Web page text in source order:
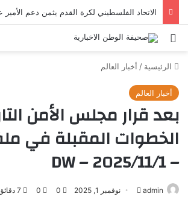
بحث عن
الرئيسية / أخبار العالم
أخبار العالم
بعد قرار مجلس الأمن
الخطوات المقبلة في
– DW – 2025/11/1
admin
أرسلنوفمبر 1, 2025 0
0